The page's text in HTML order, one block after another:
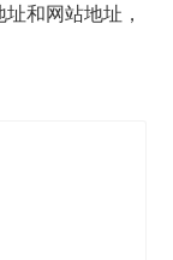
和网站地址，